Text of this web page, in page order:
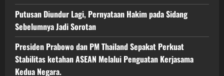
Putusan Diundur Lagi, Pernyataan Hakim pada Sidang
Sebelumnya Jadi Sorotan
Presiden Prabowo dan PM Thailand Sepakat Perkuat
Stabilitas ketahan ASEAN Melalui Penguatan Kerjasama
Kedua Negara.